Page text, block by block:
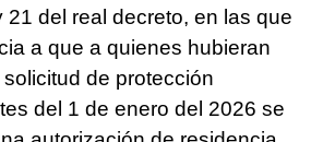
21 del real decreto, en las que
a que a quienes hubieran
de protección
del 1 de enero del 2026 se